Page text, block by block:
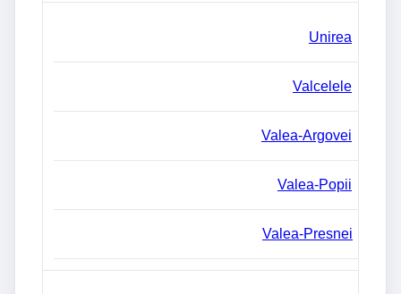
Unirea
Valcelele
Valea-Argovei
Valea-Popii
Valea-Presnei